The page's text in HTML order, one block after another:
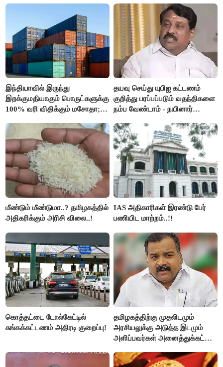
இந்தியாவில் இருந்து
இறக்குமதியாகும் பொருட்களுக்கு
100% வரி விதிக்கும் மசோதா;
தயவு செய்து யுபிஐ கட்டணம்
குறித்து பரப்பப்படும் வதந்திகளை
நம்ப வேண்டாம் - நயினார்
மீண்டும் மீண்டுமா..? தமிழகத்தில்
அதிகரிக்கும் அரிசி விலை..!
IAS அதிகாரிகள் இரண்டு பேர்
பணியிட மாற்றம்..!!
கொத்தட்டை டோல்கேட்டில்
சுங்கக்கட்டணம் அதிரடி குறைப்பு!
தமிழகத்திற்கு முதலிடமும்
அரசியலுக்கு அடுத்த இடமும்
அளிப்பவர்கள் அனைத்துக்கட்சி
பங்கேற்பார்கள் - மாணிக்கம்